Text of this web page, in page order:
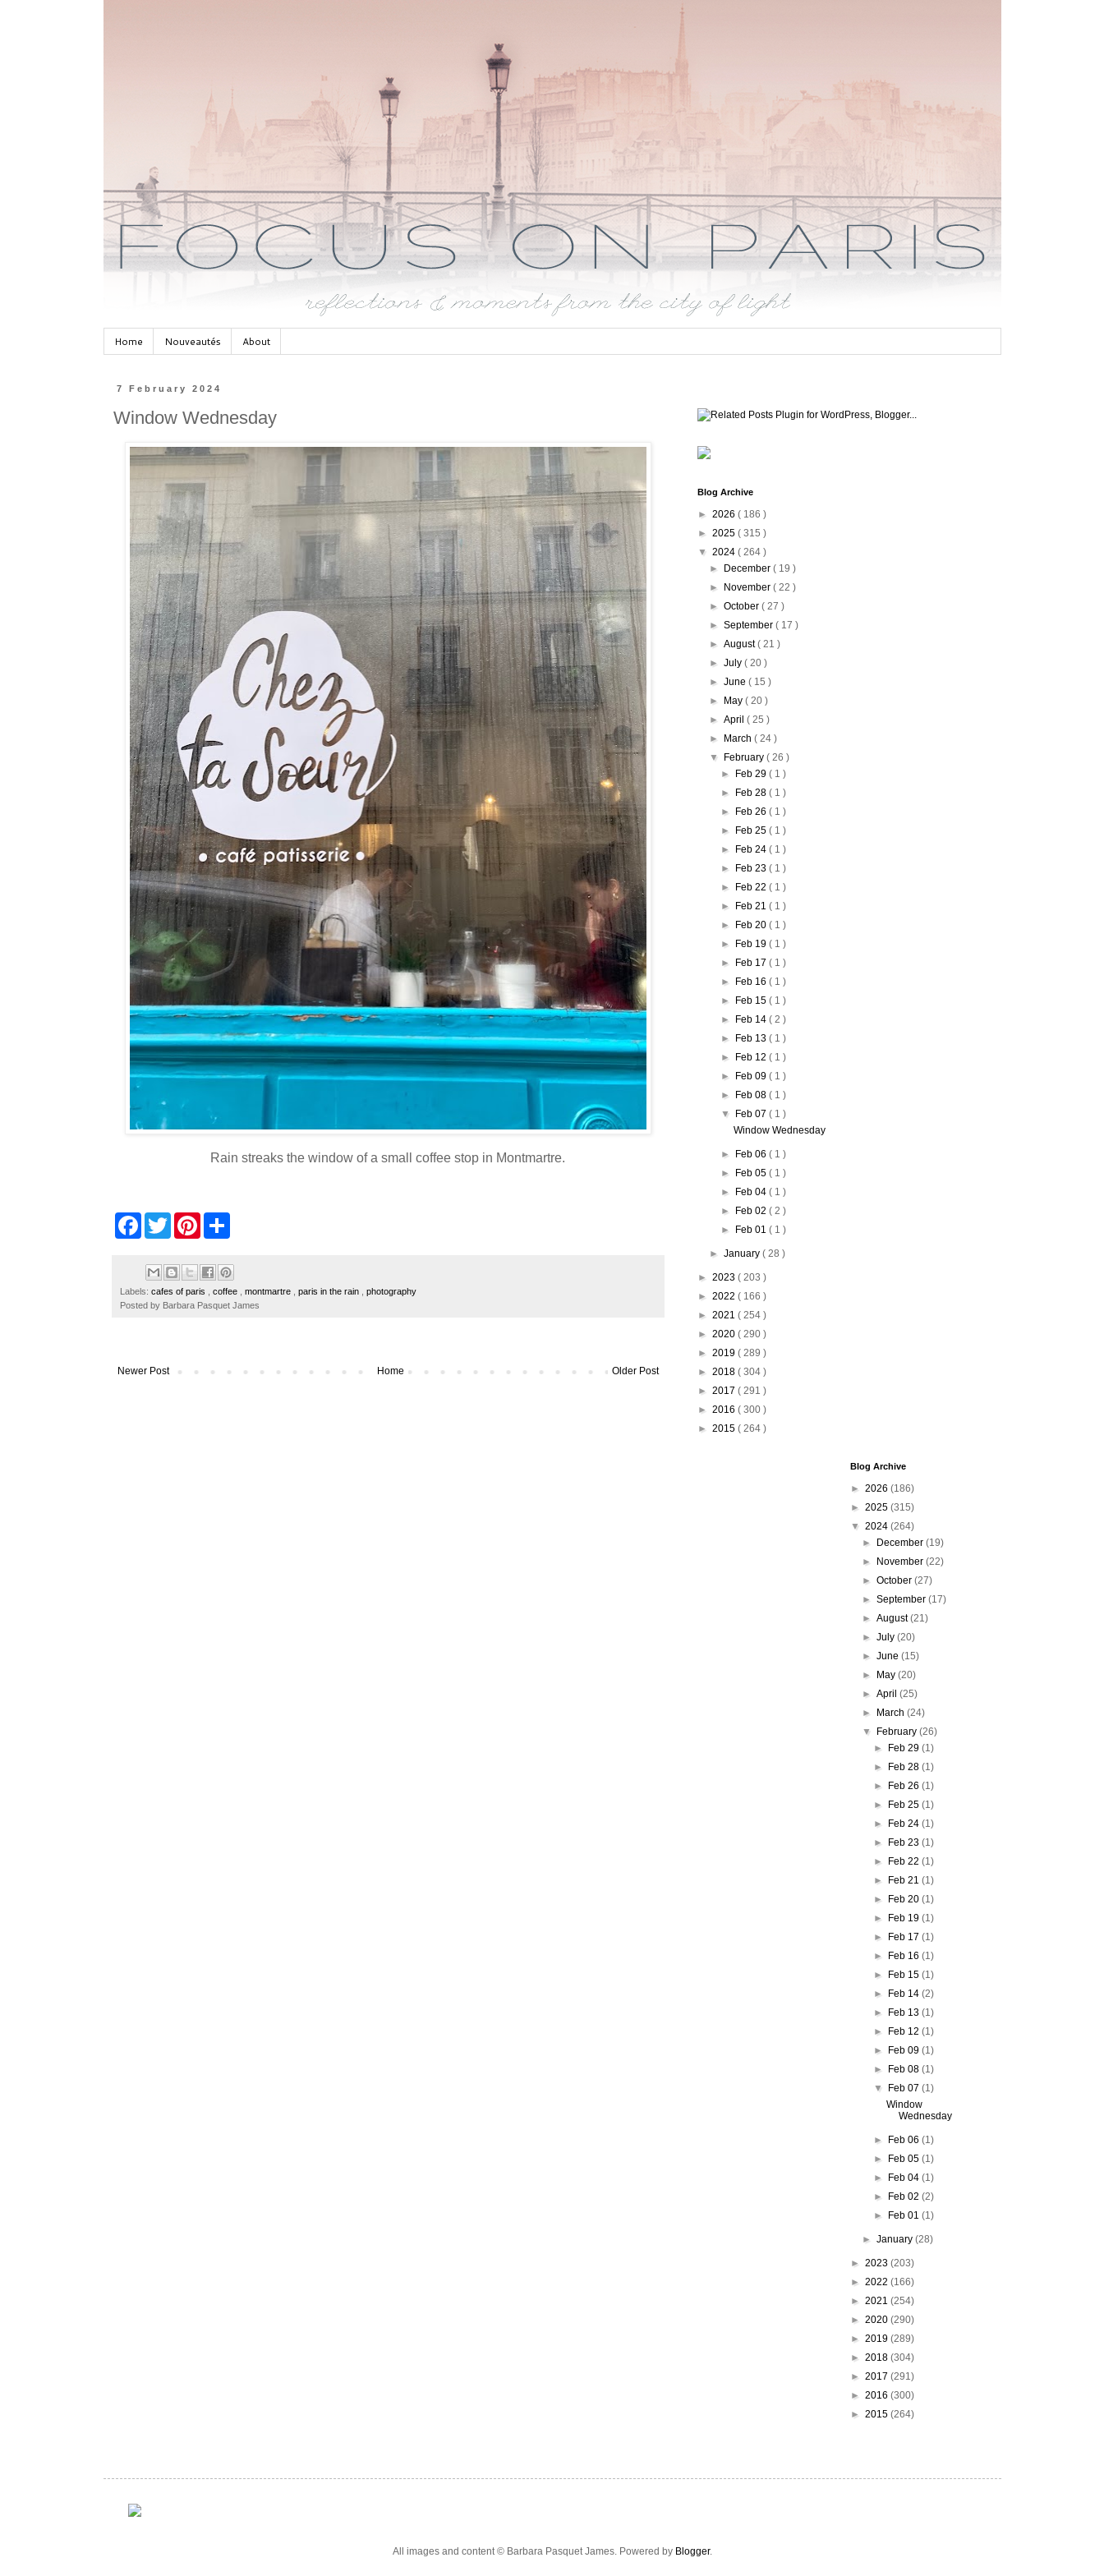
Home Nouveautés About
7 February 2024
Window Wednesday
Rain streaks the window of a small coffee stop in Montmartre.
o
k
w
t
r
e
s
e
Labels: cafes of paris coffee montmartre paris in the rain
photography
Posted by Barbara Pasquet James
Newer Post Older Post
Home
Blog Archive
► 2026 ( 186 )
► 2025 ( 315 )
▼ 2024 ( 264 )
►
December ( 19 )
►
November ( 22 )
► October ( 27 )
► September ( 17 )
► August( 21 )
► July ( 20 )
► June ( 15 )
►
May ( 20 )
► April ( 25 )
►
March ( 24 )
▼
February ( 26 )
►
Feb 29( 1 )
►
Feb 28( 1 )
►
Feb 26( 1 )
►
Feb 25( 1 )
►
Feb 24( 1 )
►
Feb 23( 1 )
►
Feb 22( 1 )
►
Feb 21( 1 )
►
Feb 20( 1 )
►
Feb 19( 1 )
►
Feb 17( 1 )
►
Feb 16( 1 )
►
Feb 15( 1 )
►
Feb 14( 2 )
►
Feb 13( 1 )
►
Feb 12( 1 )
►
Feb 09( 1 )
►
Feb 08( 1 )
▼
Feb 07( 1 )
Window Wednesday
► Feb 06( 1 )
►
Feb 05( 1 )
►
Feb 04( 1 )
►
Feb 02( 2 )
►
Feb 01( 1 )
► January ( 28 )
► 2023 ( 203 )
► 2022 ( 166 )
► 2021 ( 254 )
► 2020 ( 290 )
► 2019 ( 289 )
► 2018 ( 304 )
► 2017 ( 291 )
► 2016 ( 300 )
► 2015 ( 264 )
Blog Archive
► 2026 (186)
► 2025 (315)
▼ 2024 (264)
►
December (19)
►
November (22)
► October (27)
► September (17)
► August(21)
► July (20)
► June (15)
►
May (20)
► April (25)
►
March (24)
▼
February (26)
►
Feb 29(1)
►
Feb 28(1)
►
Feb 26(1)
►
Feb 25(1)
►
Feb 24(1)
►
Feb 23(1)
►
Feb 22(1)
►
Feb 21(1)
►
Feb 20(1)
►
Feb 19(1)
►
Feb 17(1)
►
Feb 16(1)
►
Feb 15(1)
►
Feb 14(2)
►
Feb 13(1)
►
Feb 12(1)
►
Feb 09(1)
►
Feb 08(1)
▼
Feb 07(1)
Window
Wednesday
► Feb 06(1)
►
Feb 05(1)
►
Feb 04(1)
►
Feb 02(2)
►
Feb 01(1)
► January (28)
► 2023 (203)
► 2022 (166)
► 2021 (254)
► 2020 (290)
► 2019 (289)
► 2018 (304)
► 2017 (291)
► 2016 (300)
► 2015 (264)
All images and content © Barbara Pasquet James. Powered by Blogger.